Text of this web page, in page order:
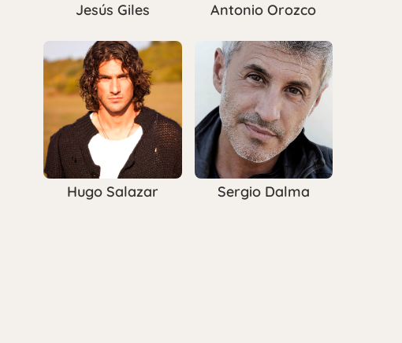
Jesús Giles Antonio Orozco
Hugo Salazar Sergio Dalma